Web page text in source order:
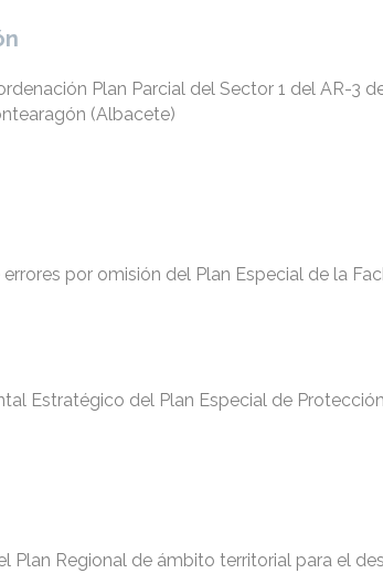
Plan Parcial del Sector 1 del AR-3
(Albacete)
por omisión del Plan Especial de la
Estratégico del Plan Especial de Protección
Plan Regional de ámbito territorial para el